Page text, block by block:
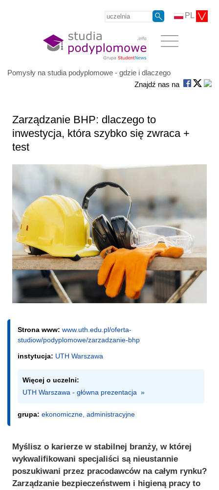
PL
Pomysły na studia podyplomowe - gdzie i dlaczego
Znajdź nas na
Zarządzanie BHP: dlaczego to
inwestycja, która szybko się zwraca +
test
Strona www: www.uth.edu.pl/oferta-
studiow/podyplomowe/zarzadzanie-bhp
instytucja: UTH Warszawa
Więcej o uczelni:
UTH Warszawa - główna prezentacja  »
grupa: ekonomiczne, administracyjne
Myślisz o karierze w stabilnej branży, w której
wykwalifikowani specjaliści są nieustannie
poszukiwani przez pracodawców na całym rynku?
Zarządzanie bezpieczeństwem i higieną pracy to